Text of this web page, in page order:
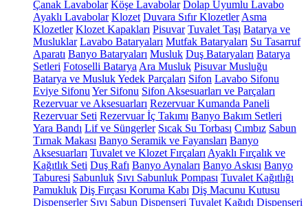
Çanak Lavabolar Köşe Lavabolar Dolap Uyumlu Lavabo
Ayaklı Lavabolar Klozet Duvara Sıfır Klozetler Asma
Klozetler Klozet Kapakları Pisuvar Tuvalet Taşı Batarya ve
Musluklar Lavabo Bataryaları Mutfak Bataryaları Su Tasarruf
Aparatı Banyo Bataryaları Musluk Duş Bataryaları Batarya
Setleri Fotoselli Batarya Ara Musluk Pisuvar Musluğu
Batarya ve Musluk Yedek Parçaları Sifon Lavabo Sifonu
Eviye Sifonu Yer Sifonu Sifon Aksesuarları ve Parçaları
Rezervuar ve Aksesuarları Rezervuar Kumanda Paneli
Rezervuar Seti Rezervuar İç Takımı Banyo Bakım Setleri
Yara Bandı Lif ve Süngerler Sıcak Su Torbası Cımbız Sabun
Tırnak Makası Banyo Seramik ve Fayansları Banyo
Aksesuarları Tuvalet ve Klozet Fırçaları Ayaklı Fırçalık ve
Kağıtlık Seti Duş Rafı Banyo Aynaları Banyo Askısı Banyo
Taburesi Sabunluk Sıvı Sabunluk Pompası Tuvalet Kağıtlığı
Pamukluk Diş Fırçası Koruma Kabı Diş Macunu Kutusu
Dispenserler Sıvı Sabun Dispenseri Tuvalet Kağıdı Dispenseri